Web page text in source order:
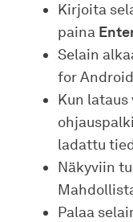
Kirjoita
paina
Selain
for
Kun
ladattu
Näkyviin
Palaa